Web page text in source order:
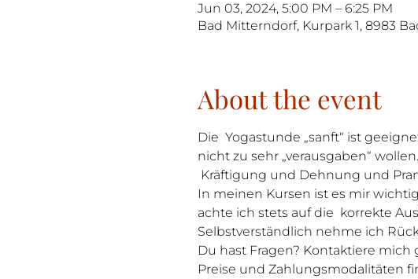
Jun 03, 2024, 5:00 PM – 6:25 PM
Bad Mitterndorf, Kurpark 1, 8983
About the event
Die  Yogastunde „sanft“ ist
nicht zu sehr „verausgaben“
Kräftigung und Dehnung und
In meinen Kursen ist es mir
achte ich stets auf die  korrekte
Selbstverständlich nehme ich
Du hast Fragen? Kontaktiere
Preise und Zahlungsmodalitäten